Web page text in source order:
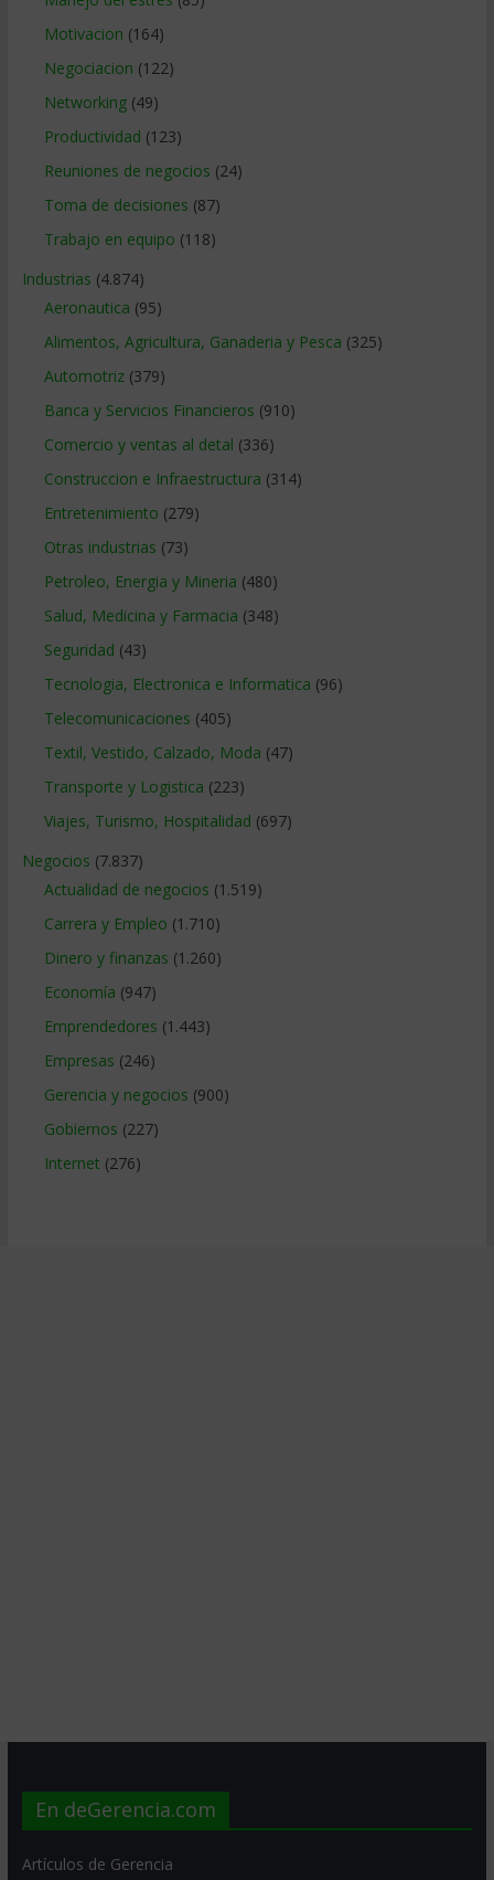
Motivacion (164)
Negociacion (122)
Networking(49)
Productividad (123)
Reuniones de negocios (24)
Toma de decisiones (87)
Trabajo en equipo (118)
Industrias (4.874)
Aeronautica (95)
Alimentos, Agricultura, Ganaderia y Pesca (325)
Automotriz(379)
Banca y Servicios Financieros (910)
Comercio y ventas al detal (336)
Construccion e Infraestructura (314)
Entretenimiento (279)
Otras industrias (73)
Petroleo, Energia y Mineria (480)
Salud, Medicina y Farmacia (348)
Seguridad (43)
Tecnologia, Electronica e Informatica (96)
Telecomunicaciones (405)
Textil, Vestido, Calzado, Moda (47)
Transporte y Logistica (223)
Viajes, Turismo, Hospitalidad (697)
Negocios (7.837)
Actualidad de negocios (1.519)
Carrera y Empleo (1.710)
Dinero y finanzas (1.260)
Economía (947)
Emprendedores (1.443)
Empresas (246)
Gerencia y negocios (900)
Gobiernos (227)
Internet (276)
En deGerencia.com
Artículos de Gerencia